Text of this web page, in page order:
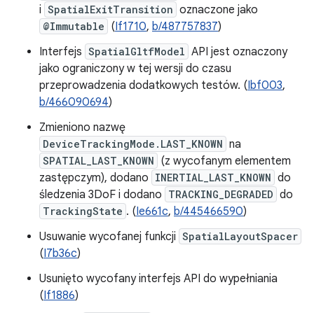
i SpatialExitTransition oznaczone jako
@Immutable (If1710, b/487757837)
Interfejs SpatialGltfModel API jest oznaczony
jako ograniczony w tej wersji do czasu
przeprowadzenia dodatkowych testów. (Ibf003,
b/466090694)
Zmieniono nazwę
DeviceTrackingMode.LAST_KNOWN na
SPATIAL_LAST_KNOWN (z wycofanym elementem
zastępczym), dodano INERTIAL_LAST_KNOWN do
śledzenia 3DoF i dodano TRACKING_DEGRADED do
TrackingState . (Ie661c, b/445466590)
Usuwanie wycofanej funkcji SpatialLayoutSpacer
(I7b36c)
Usunięto wycofany interfejs API do wypełniania
(If1886)